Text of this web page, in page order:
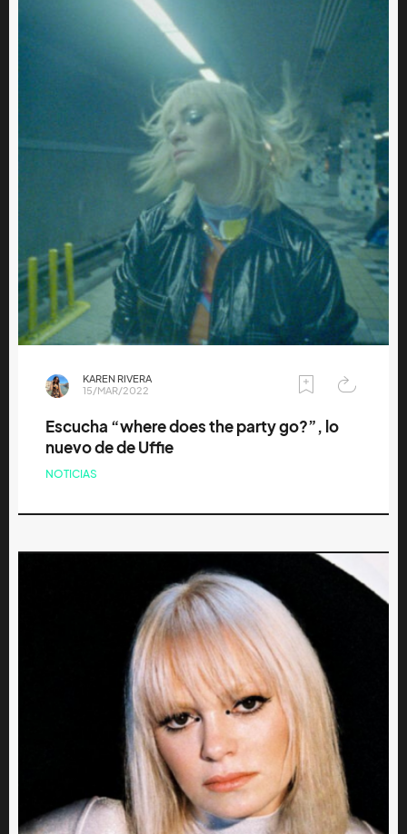
KAREN RIVERA
15/MAR/2022
Escucha “where does the party go?”, lo
nuevo de de Uffie
NOTICIAS